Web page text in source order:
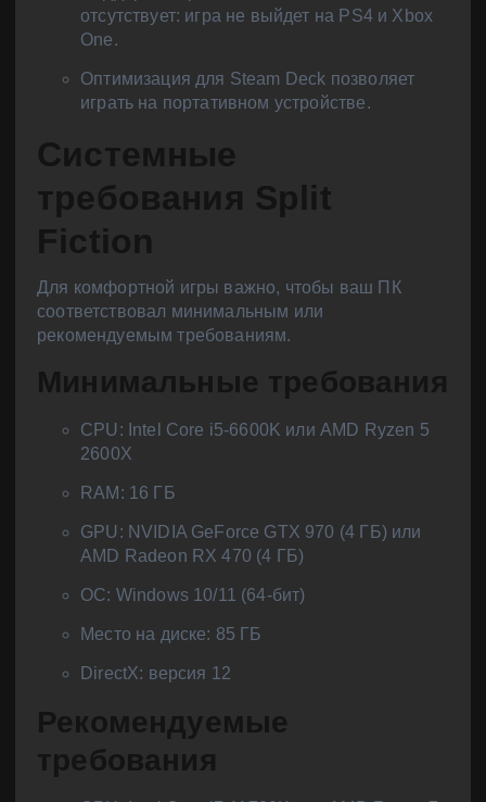
отсутствует: игра не выйдет на PS4 и Xbox
One.
Оптимизация для Steam Deck позволяет
играть на портативном устройстве.
Системные
требования Split
Fiction
Для комфортной игры важно, чтобы ваш ПК
соответствовал минимальным или
рекомендуемым требованиям.
Минимальные требования
CPU: Intel Core i5-6600K или AMD Ryzen 5
2600X
RAM: 16 ГБ
GPU: NVIDIA GeForce GTX 970 (4 ГБ) или
AMD Radeon RX 470 (4 ГБ)
ОС: Windows 10/11 (64-бит)
Место на диске: 85 ГБ
DirectX: версия 12
Рекомендуемые
требования